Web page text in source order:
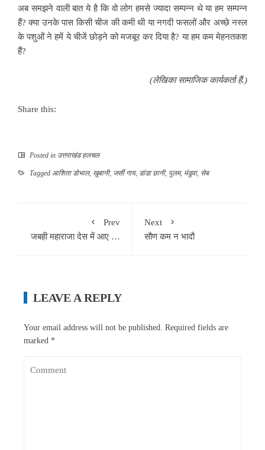
अब समझने वाली बात ये है कि वो लोग हमसे ज्यादा सम्पन्न थे या हम सम्पन्न
हैं? क्या उनके पास किसी चीज की कमी थी या नगदी फसलों और अच्छे नस्ल
के पशुओं ने हमें ये चीजें छोड़ने को मजबूर कर दिया है? या हम कम मेहनतकश
हैं?
(लेखिका सामाजिक कार्यकर्ता हैं.)
Share this:
Posted in उत्तराखंड हलचल
Tagged आशिता डोभाल, खुबानी, जर्सी गाय, डांडा छानी, पुलम, मंडुवा, सेब
Prev
जबही महाराजा देस में आए …
Next
सौण कम न भादौ
LEAVE A REPLY
Your email address will not be published.
Required fields are
marked *